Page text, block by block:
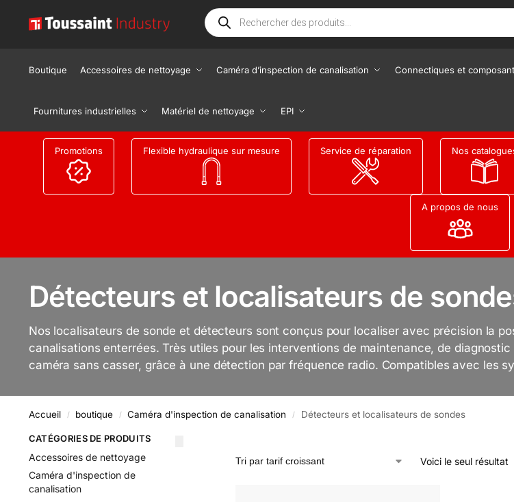
Boutique Accessoires de nettoyage Caméra d’inspection de canalisation Connectiques et
Fournitures industrielles Matériel de nettoyage EPI
Promotions Flexible hydraulique sur mesure Service de réparation Nos
A propos de nous
Détecteurs et localisateurs de
Nos localisateurs de sonde et détecteurs sont conçus pour localiser avec précision la
canalisations enterrées. Très utiles pour les interventions de maintenance, de
caméra sans casser, grâce à une détection par fréquence radio. Compatibles avec les
Accueil / boutique / Caméra d'inspection de canalisation / Détecteurs et localisateurs de sondes
Voici le seul résultat
CATÉGORIES DE PRODUITS
Accessoires de nettoyage
Caméra d'inspection de
canalisation